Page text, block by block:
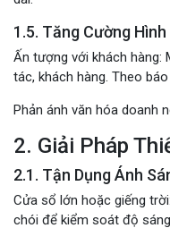
1.5. Tăng Cường
Ấn tượng với khách hàng:
tác, khách hàng. Theo
Phản ánh văn hóa doanh
2. Giải Pháp
2.1. Tận Dụng Ánh
Cửa sổ lớn hoặc giếng trời
chói để kiểm soát độ